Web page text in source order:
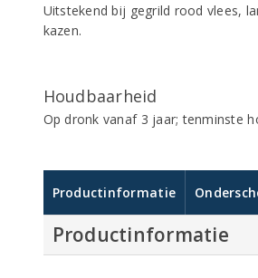
Uitstekend bij gegrild rood vlees,
kazen.
Houdbaarheid
Op dronk vanaf 3 jaar; tenminste
Productinformatie
Productinformatie